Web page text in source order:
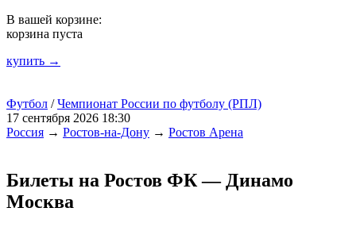
В вашей корзине:
корзина пуста
купить →
Футбол /Чемпионат России по футболу (РПЛ)
17 сентября 2026 18:30
Россия → Ростов-на-Дону → Ростов Арена
Билеты на Ростов ФК — Динамо
Москва